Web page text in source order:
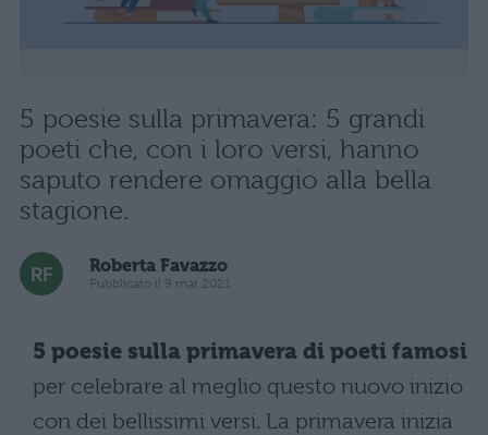
5 poesie sulla primavera: 5 grandi
poeti che, con i loro versi, hanno
saputo rendere omaggio alla bella
stagione.
Roberta Favazzo
Pubblicato il 9 mar 2021
5 poesie sulla primavera di poeti famosi
per celebrare al meglio questo nuovo inizio
con dei bellissimi versi. La primavera inizia